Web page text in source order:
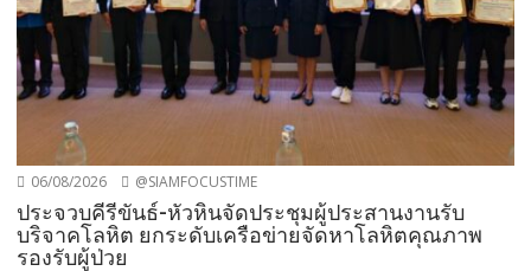
06/08/2026 @SIAMFOCUSTIME
ประจวบคีรีขันธ์-หัวหินจัดประชุมผู้ประสานงานรับ
บริจาคโลหิต ยกระดับเครือข่ายจัดหาโลหิตคุณภาพ
รองรับผู้ป่วย